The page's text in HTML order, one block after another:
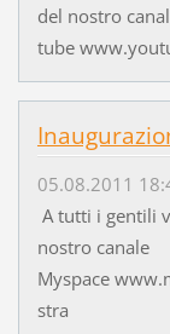
del nostro
tube
05.08.2011
A tutti i gentili
nostro canale
Myspace
stra